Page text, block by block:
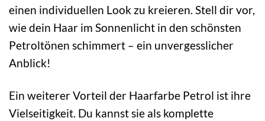
einen individuellen Look zu kreieren. Stell dir vor,
wie dein Haar im Sonnenlicht in den schönsten
Petroltönen schimmert – ein unvergesslicher
Anblick!
Ein weiterer Vorteil der Haarfarbe Petrol ist ihre
Vielseitigkeit. Du kannst sie als komplette